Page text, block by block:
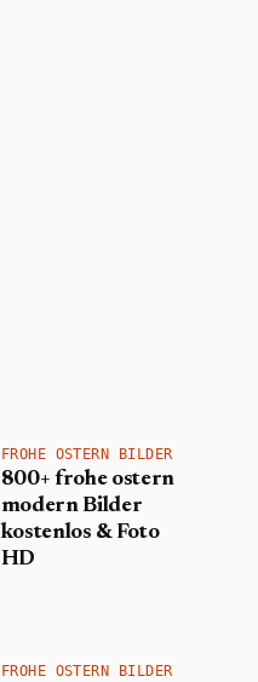
FROHE OSTERN BILDER
800+ frohe ostern
modern Bilder
kostenlos & Foto
HD
FROHE OSTERN BILDER